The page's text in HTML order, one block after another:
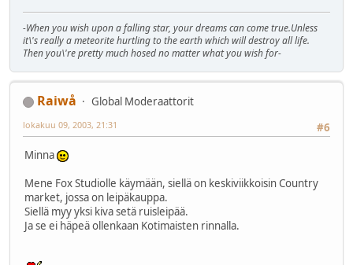
-When you wish upon a falling star, your dreams can come true.Unless
it\'s really a meteorite hurtling to the earth which will destroy all life.
Then you\'re pretty much hosed no matter what you wish for-
Raiwå
Global Moderaattorit
#6
lokakuu 09, 2003, 21:31
Minna
Mene Fox Studiolle käymään, siellä on keskiviikkoisin Country
market, jossa on leipäkauppa.
Siellä myy yksi kiva setä ruisleipää.
Ja se ei häpeä ollenkaan Kotimaisten rinnalla.